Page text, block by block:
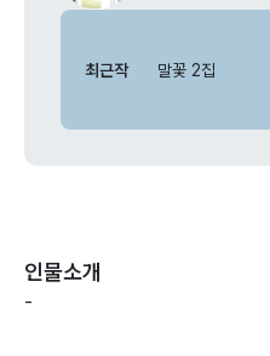
최근작 말꽃 2집
인물소개
-